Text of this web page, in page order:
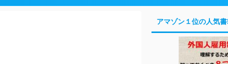
アマゾン１位の人気